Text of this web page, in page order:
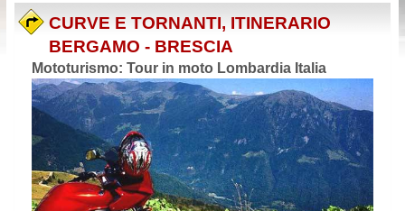
CURVE E TORNANTI, ITINERARIO
BERGAMO - BRESCIA
Mototurismo: Tour in moto Lombardia Italia